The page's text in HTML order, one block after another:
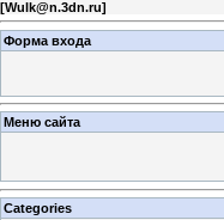
[Wulk@n.3dn.ru]
Форма входа
Меню сайта
Categories